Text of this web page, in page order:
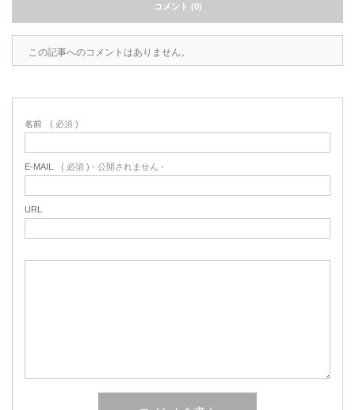
コメント (0)
この記事へのコメントはありません。
名前 ( 必須 )
E-MAIL ( 必須 ) - 公開されません -
URL